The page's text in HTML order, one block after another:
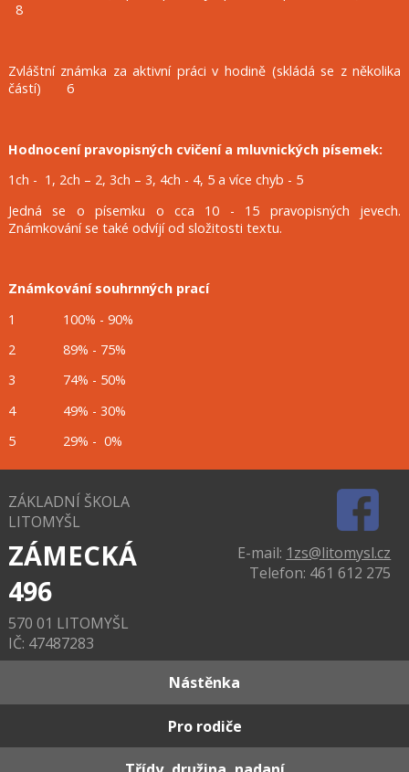
8
Zvláštní známka za aktivní práci v hodině (skládá se z několika
částí) 6
Hodnocení pravopisných cvičení a mluvnických písemek:
1ch - 1, 2ch – 2, 3ch – 3, 4ch - 4, 5 a více chyb - 5
Jedná se o písemku o cca 10 - 15 pravopisných jevech.
Známkování se také odvíjí od složitosti textu.
Známkování souhrnných prací
1 100% - 90%
2 89% - 75%
3 74% - 50%
4 49% - 30%
5 29% - 0%
ZÁKLADNÍ ŠKOLA
LITOMYŠL
ZÁMECKÁ
496
570 01 LITOMYŠL
IČ: 47487283
E-mail: 1zs@litomysl.cz
Telefon: 461 612 275
Nástěnka
Pro rodiče